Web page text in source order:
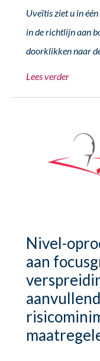
Uveïtis ziet u in
in de richtlijn aan
doorklikken naar
Lees verder
Nivel-
aan